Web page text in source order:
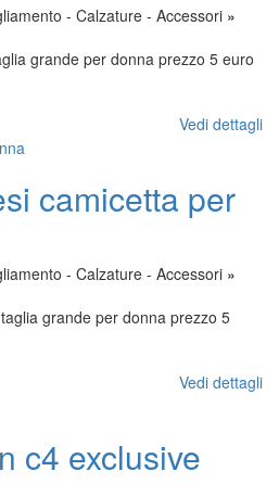
- Calzature - Accessori »
grande per donna prezzo 5 euro
Vedi dettagli
camicetta per
- Calzature - Accessori »
grande per donna prezzo 5
Vedi dettagli
c4 exclusive